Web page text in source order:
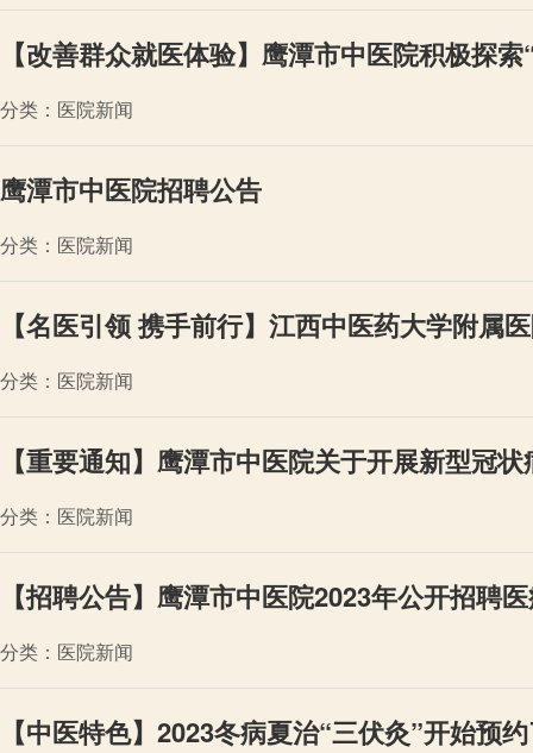
【改善群众就医体验】鹰潭市中医院积极探
分类：医院新闻
鹰潭市中医院招聘公告
分类：医院新闻
【名医引领 携手前行】江西中医药大学附属
分类：医院新闻
【重要通知】鹰潭市中医院关于开展新型冠
分类：医院新闻
【招聘公告】鹰潭市中医院2023年公开招聘
分类：医院新闻
【中医特色】2023冬病夏治“三伏灸”开始预